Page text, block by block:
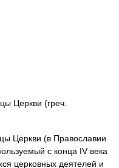
Церкви (греч.
Церкви (в Православии
с конца IV века
церковных деятелей и